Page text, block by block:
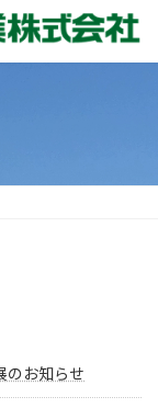
のお知らせ